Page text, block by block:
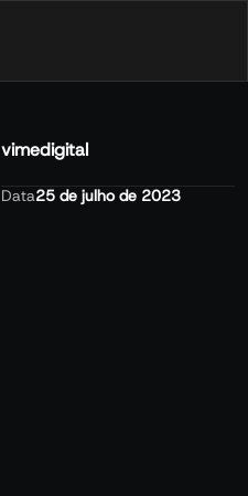
vimedigital
Data25 de julho de 2023